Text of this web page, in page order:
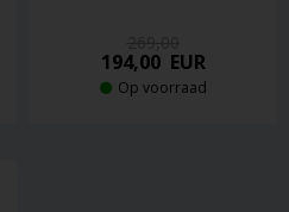
194,00EUR
Op voorraad